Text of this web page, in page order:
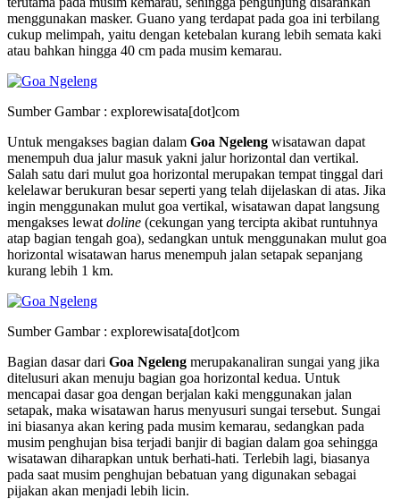
menggunakan masker. Guano yang terdapat pada goa ini terbilang
cukup melimpah, yaitu dengan ketebalan kurang lebih semata kaki
atau bahkan hingga 40 cm pada musim kemarau.
Sumber Gambar : explorewisata[dot]com
Untuk mengakses bagian dalam Goa Ngeleng wisatawan dapat
menempuh dua jalur masuk yakni jalur horizontal dan vertikal.
Salah satu dari mulut goa horizontal merupakan tempat tinggal dari
kelelawar berukuran besar seperti yang telah dijelaskan di atas. Jika
ingin menggunakan mulut goa vertikal, wisatawan dapat langsung
mengakses lewat doline (cekungan yang tercipta akibat runtuhnya
atap bagian tengah goa), sedangkan untuk menggunakan mulut goa
horizontal wisatawan harus menempuh jalan setapak sepanjang
kurang lebih 1 km.
Sumber Gambar : explorewisata[dot]com
Bagian dasar dari Goa Ngeleng merupakanaliran sungai yang jika
ditelusuri akan menuju bagian goa horizontal kedua. Untuk
mencapai dasar goa dengan berjalan kaki menggunakan jalan
setapak, maka wisatawan harus menyusuri sungai tersebut. Sungai
ini biasanya akan kering pada musim kemarau, sedangkan pada
musim penghujan bisa terjadi banjir di bagian dalam goa sehingga
wisatawan diharapkan untuk berhati-hati. Terlebih lagi, biasanya
pada saat musim penghujan bebatuan yang digunakan sebagai
pijakan akan menjadi lebih licin.